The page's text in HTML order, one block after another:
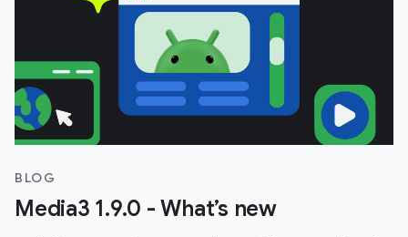
BLOG
Media3 1.9.0 - What’s new